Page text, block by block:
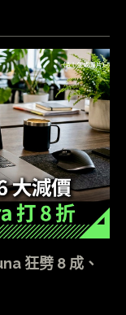
狂劈 8 成、